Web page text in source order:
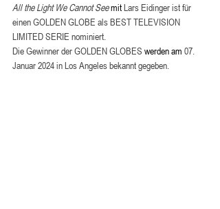
All the Light We Cannot See mit Lars Eidingerist für
einen GOLDEN GLOBE als BEST TELEVISION
LIMITED SERIE nominiert.
Die Gewinner derGOLDEN GLOBES werden am 07.
Januar 2024 in Los Angeles bekannt gegeben.